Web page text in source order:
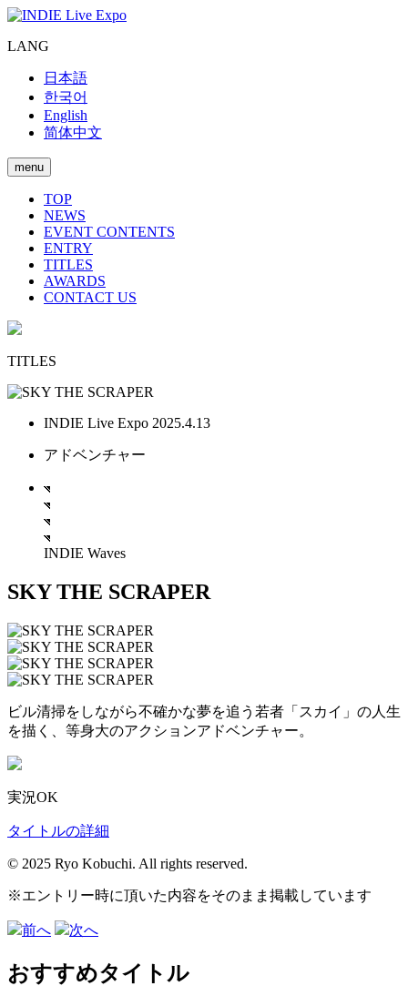
LANG
日本語
한국어
English
简体中文
menu
TOP
NEWS
EVENT CONTENTS
ENTRY
TITLES
AWARDS
CONTACT US
TITLES
INDIE Live Expo 2025.4.13
アドベンチャー
INDIE Waves
SKY THE SCRAPER
ビル清掃をしながら不確かな夢を追う若者「スカイ」の人生
を描く、等身大のアクションアドベンチャー。
実況OK
タイトルの詳細
© 2025 Ryo Kobuchi. All rights reserved.
※エントリー時に頂いた内容をそのまま掲載しています
前へ 次へ
おすすめタイトル